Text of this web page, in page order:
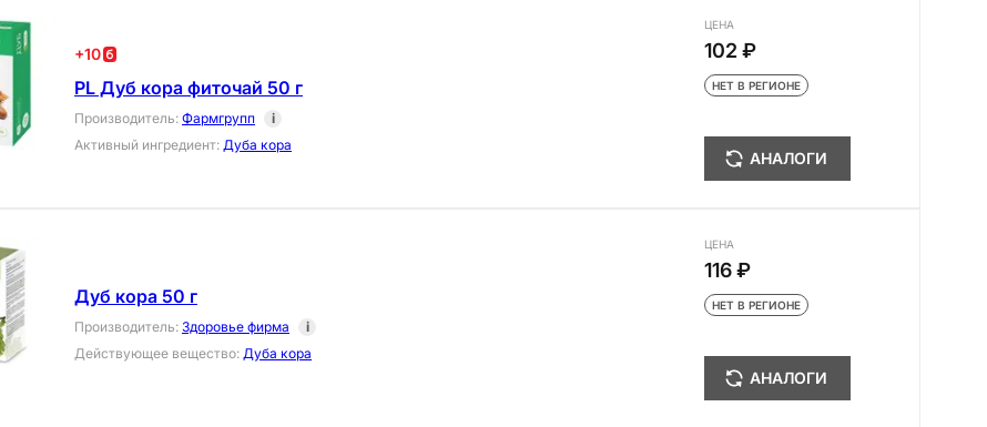
+10
PL Дуб кора фиточай 50 г
Производитель: Фармгрупп
i
Активный ингредиент: Дуба кора
ЦЕНА
102 ₽
НЕТ В РЕГИОНЕ
АНАЛОГИ
Дуб кора 50 г
Производитель: Здоровье фирма
i
Действующее вещество: Дуба кора
ЦЕНА
116 ₽
НЕТ В РЕГИОНЕ
АНАЛОГИ